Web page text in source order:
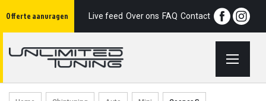
Offerte aanvragen
naarLive feed Over ons FAQ Contact